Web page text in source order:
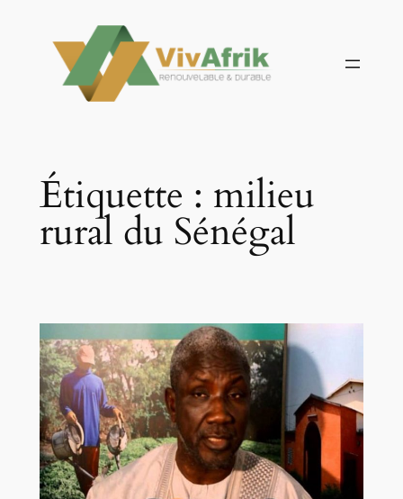
contenu
Étiquette : milieu
rural du Sénégal